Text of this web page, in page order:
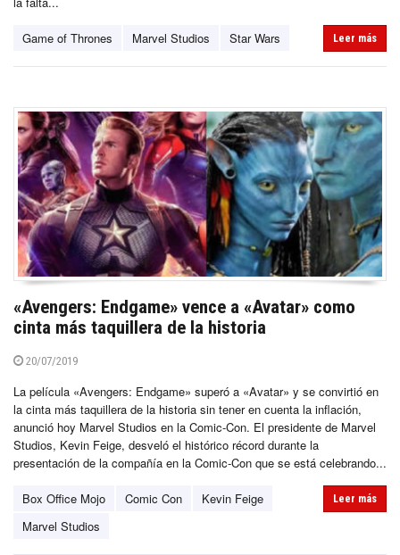
Game of Thrones Marvel Studios Star Wars Leer más
«Avengers: Endgame» vence a «Avatar» como
cinta más taquillera de la historia
20/07/2019
La película «Avengers: Endgame» superó a «Avatar» y se convirtió en
la cinta más taquillera de la historia sin tener en cuenta la inflación,
anunció hoy Marvel Studios en la Comic-Con. El presidente de Marvel
Studios, Kevin Feige, desveló el histórico récord durante la
presentación de la compañía en la Comic-Con que se está celebrando...
Box Office Mojo Comic Con
Kevin Feige
Marvel Studios
Leer más